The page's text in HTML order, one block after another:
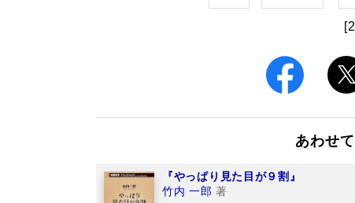
あわせ
『やっぱり見た目が９割』
竹内 一郎 著